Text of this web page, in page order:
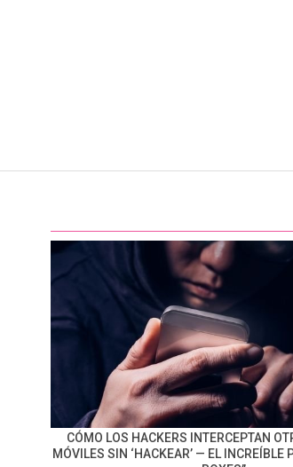
CÓMO LOS HACKERS INTERCEPTAN
MÓVILES SIN ‘HACKEAR’ — EL INCREÍBLE